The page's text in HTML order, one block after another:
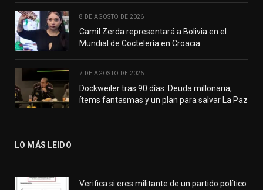
8 DE AGOSTO DE 2026
Camil Zerda representará a Bolivia en el
Mundial de Coctelería en Croacia
7 DE AGOSTO DE 2026
Dockweiler tras 90 días: Deuda millonaria,
ítems fantasmas y un plan para salvar La Paz
LO MÁS LEIDO
Verifica si eres militante de un partido político